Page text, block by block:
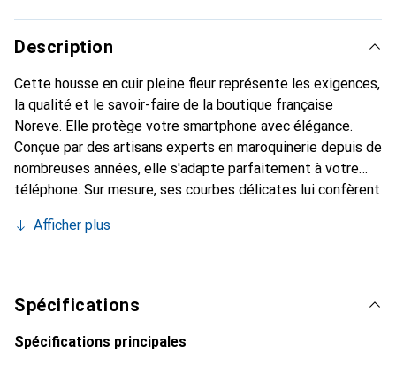
Description
Cette housse en cuir pleine fleur représente les exigences,
la qualité et le savoir-faire de la boutique française
Noreve. Elle protège votre smartphone avec élégance.
Conçue par des artisans experts en maroquinerie depuis de
nombreuses années, elle s'adapte parfaitement à votre
téléphone. Sur mesure, ses courbes délicates lui confèrent
et indispensable de votre smartphone. Reconnaître
marque Noreve est un choix sûr pour une clientèle
exigeante.
Afficher plus
Spécifications
Spécifications principales